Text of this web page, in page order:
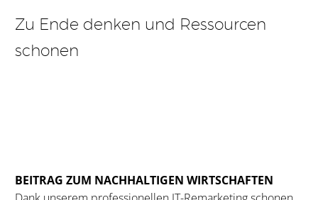
Zu Ende denken und Ressourcen
schonen
BEITRAG ZUM NACHHALTIGEN WIRTSCHAFTEN